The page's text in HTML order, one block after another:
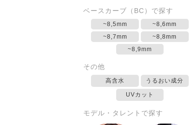
ベースカーブ（BC）で探す
~8,5mm
~8,6mm
~8,7mm
~8,8mm
~8,9mm
その他
高含水 うるおい成分
UVカット
モデル・タレントで探す